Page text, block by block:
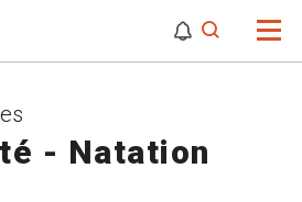
- Natation